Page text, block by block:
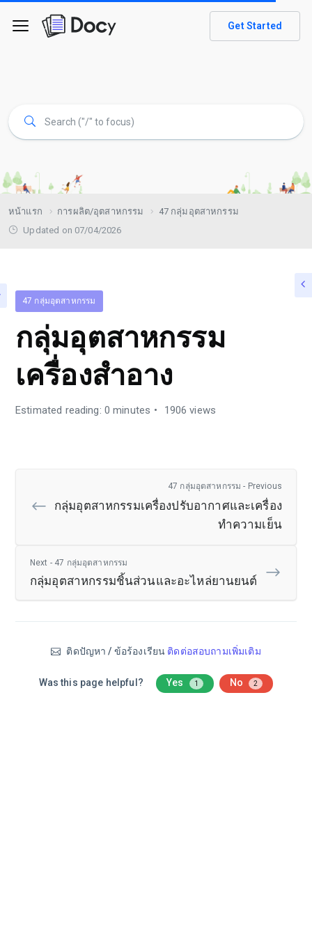
Get Started
หน้าแรก การผลิต/อุตสาหกรรม
47 กลุ่มอุตสาหกรรม
Updated on 07/04/2026
47 กลุ่มอุตสาหกรรม
กลุ่มอุตสาหกรรม
เครื่องสำอาง
Estimated reading: 0 minutes 1906 views
47 กลุ่มอุตสาหกรรม - Previous
กลุ่มอุตสาหกรรมเครื่องปรับอากาศและเครื่อง
ทำความเย็น
Next - 47 กลุ่มอุตสาหกรรม
กลุ่มอุตสาหกรรมชิ้นส่วนและอะไหล่ยานยนต์
ติดปัญหา / ข้อร้องเรียน ติดต่อสอบถามเพิ่มเติม
Was this page helpful? Yes 1 No 2